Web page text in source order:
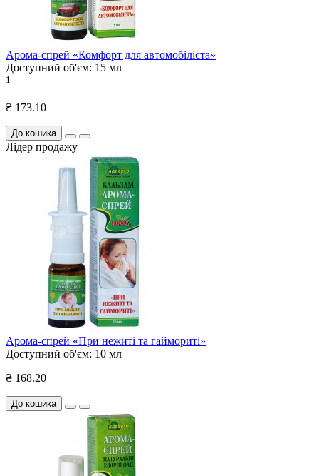
Арома-спрей «Комфорт для автомобіліста»
Доступний об'єм: 15 мл
1
₴ 173.10
До кошика
Лідер продажу
Арома-спрей «При нежиті та гаймориті»
Доступний об'єм: 10 мл
₴ 168.20
До кошика